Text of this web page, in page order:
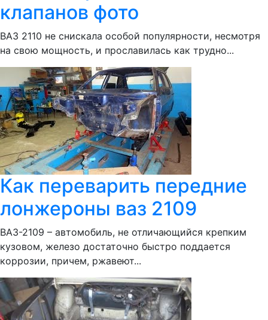
клапанов фото
ВАЗ 2110 не снискала особой популярности, несмотря
на свою мощность, и прославилась как трудно...
Как переварить передние
лонжероны ваз 2109
ВАЗ-2109 – автомобиль, не отличающийся крепким
кузовом, железо достаточно быстро поддается
коррозии, причем, ржавеют...